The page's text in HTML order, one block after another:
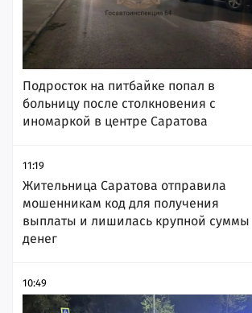
Подросток на питбайке попал в
больницу после столкновения с
иномаркой в центре Саратова
11:19
Жительница Саратова отправила
мошенникам код для получения
выплаты и лишилась крупной суммы
денег
10:49